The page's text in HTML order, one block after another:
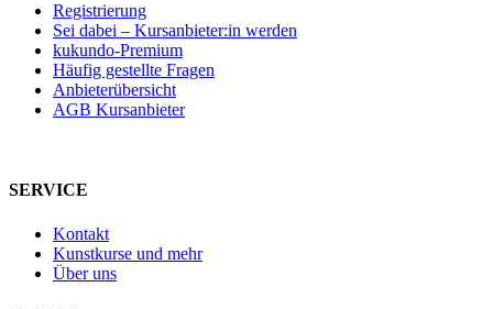
Registrierung
Sei dabei – Kursanbieter:in werden
kukundo-Premium
Häufig gestellte Fragen
Anbieterübersicht
AGB Kursanbieter
SERVICE
Kontakt
Kunstkurse und mehr
Über uns